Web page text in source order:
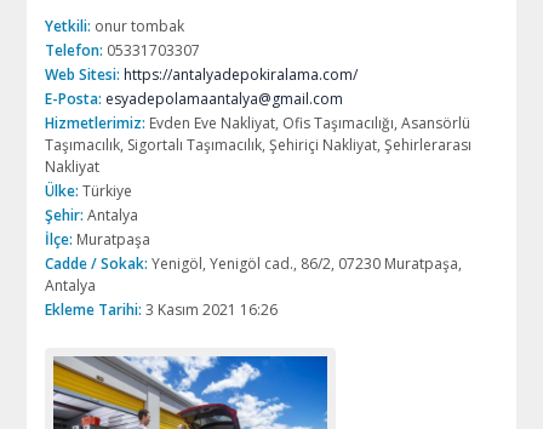
Yetkili: onur tombak
Telefon: 05331703307
Web Sitesi: https://antalyadepokiralama.com/
E-Posta: esyadepolamaantalya@gmail.com
Hizmetlerimiz: Evden Eve Nakliyat, Ofis Taşımacılığı, Asansörlü
Taşımacılık, Sigortalı Taşımacılık, Şehiriçi Nakliyat, Şehirlerarası
Nakliyat
Ülke: Türkiye
Şehir: Antalya
İlçe: Muratpaşa
Cadde / Sokak: Yenigöl, Yenigöl cad., 86/2, 07230 Muratpaşa,
Antalya
Ekleme Tarihi: 3 Kasım 2021 16:26